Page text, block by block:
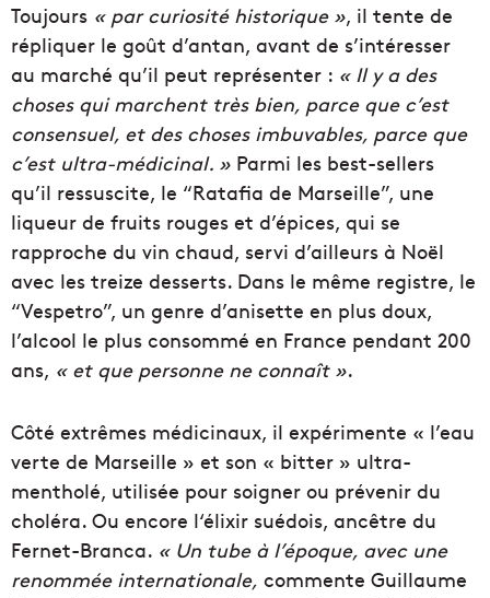
Toujours « par curiosité historique », il tente de
répliquer le goût d’antan, avant de s’intéresser
au marché qu’il peut représenter : « Il y a des
choses qui marchent très bien, parce que c’est
consensuel, et des choses imbuvables, parce que
c’est ultra-médicinal. » Parmi les best-sellers
qu’il ressuscite, le “Ratafia de Marseille”, une
liqueur de fruits rouges et d’épices, qui se
rapproche du vin chaud, servi d’ailleurs à Noël
avec les treize desserts. Dans le même registre, le
“Vespetro”, un genre d’anisette en plus doux,
l’alcool le plus consommé en France pendant 200
ans, « et que personne ne connaît ».
Côté extrêmes médicinaux, il expérimente « l’eau
verte de Marseille » et son « bitter » ultra-
mentholé, utilisée pour soigner ou prévenir du
choléra. Ou encore l‘élixir suédois, ancêtre du
Fernet-Branca. « Un tube à l’époque, avec une
renommée internationale, commente Guillaume